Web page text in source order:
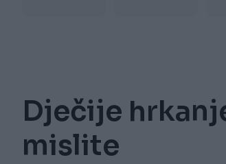
Dječije
mislite